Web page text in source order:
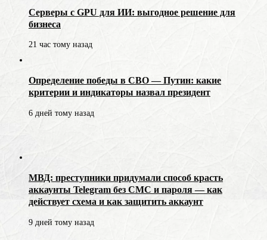
Серверы с GPU для ИИ: выгодное решение для
бизнеса
21 час тому назад
Определение победы в СВО — Путин: какие
критерии и индикаторы назвал президент
6 дней тому назад
МВД: преступники придумали способ красть
аккаунты Telegram без СМС и пароля — как
действует схема и как защитить аккаунт
9 дней тому назад